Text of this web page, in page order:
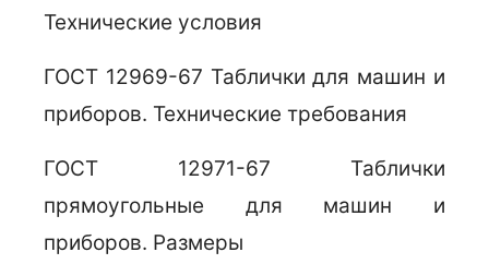
Технические условия
ГОСТ 12969-67 Таблички для машин и
приборов. Технические требования
ГОСТ 12971-67 Таблички
прямоугольные для машин и
приборов. Размеры